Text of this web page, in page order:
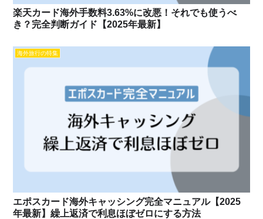
楽天カード海外手数料3.63%に改悪！それでも使うべ
き？完全判断ガイド【2025年最新】
海外旅行の特集
エポスカード海外キャッシング完全マニュアル【2025
年最新】繰上返済で利息ほぼゼロにする方法